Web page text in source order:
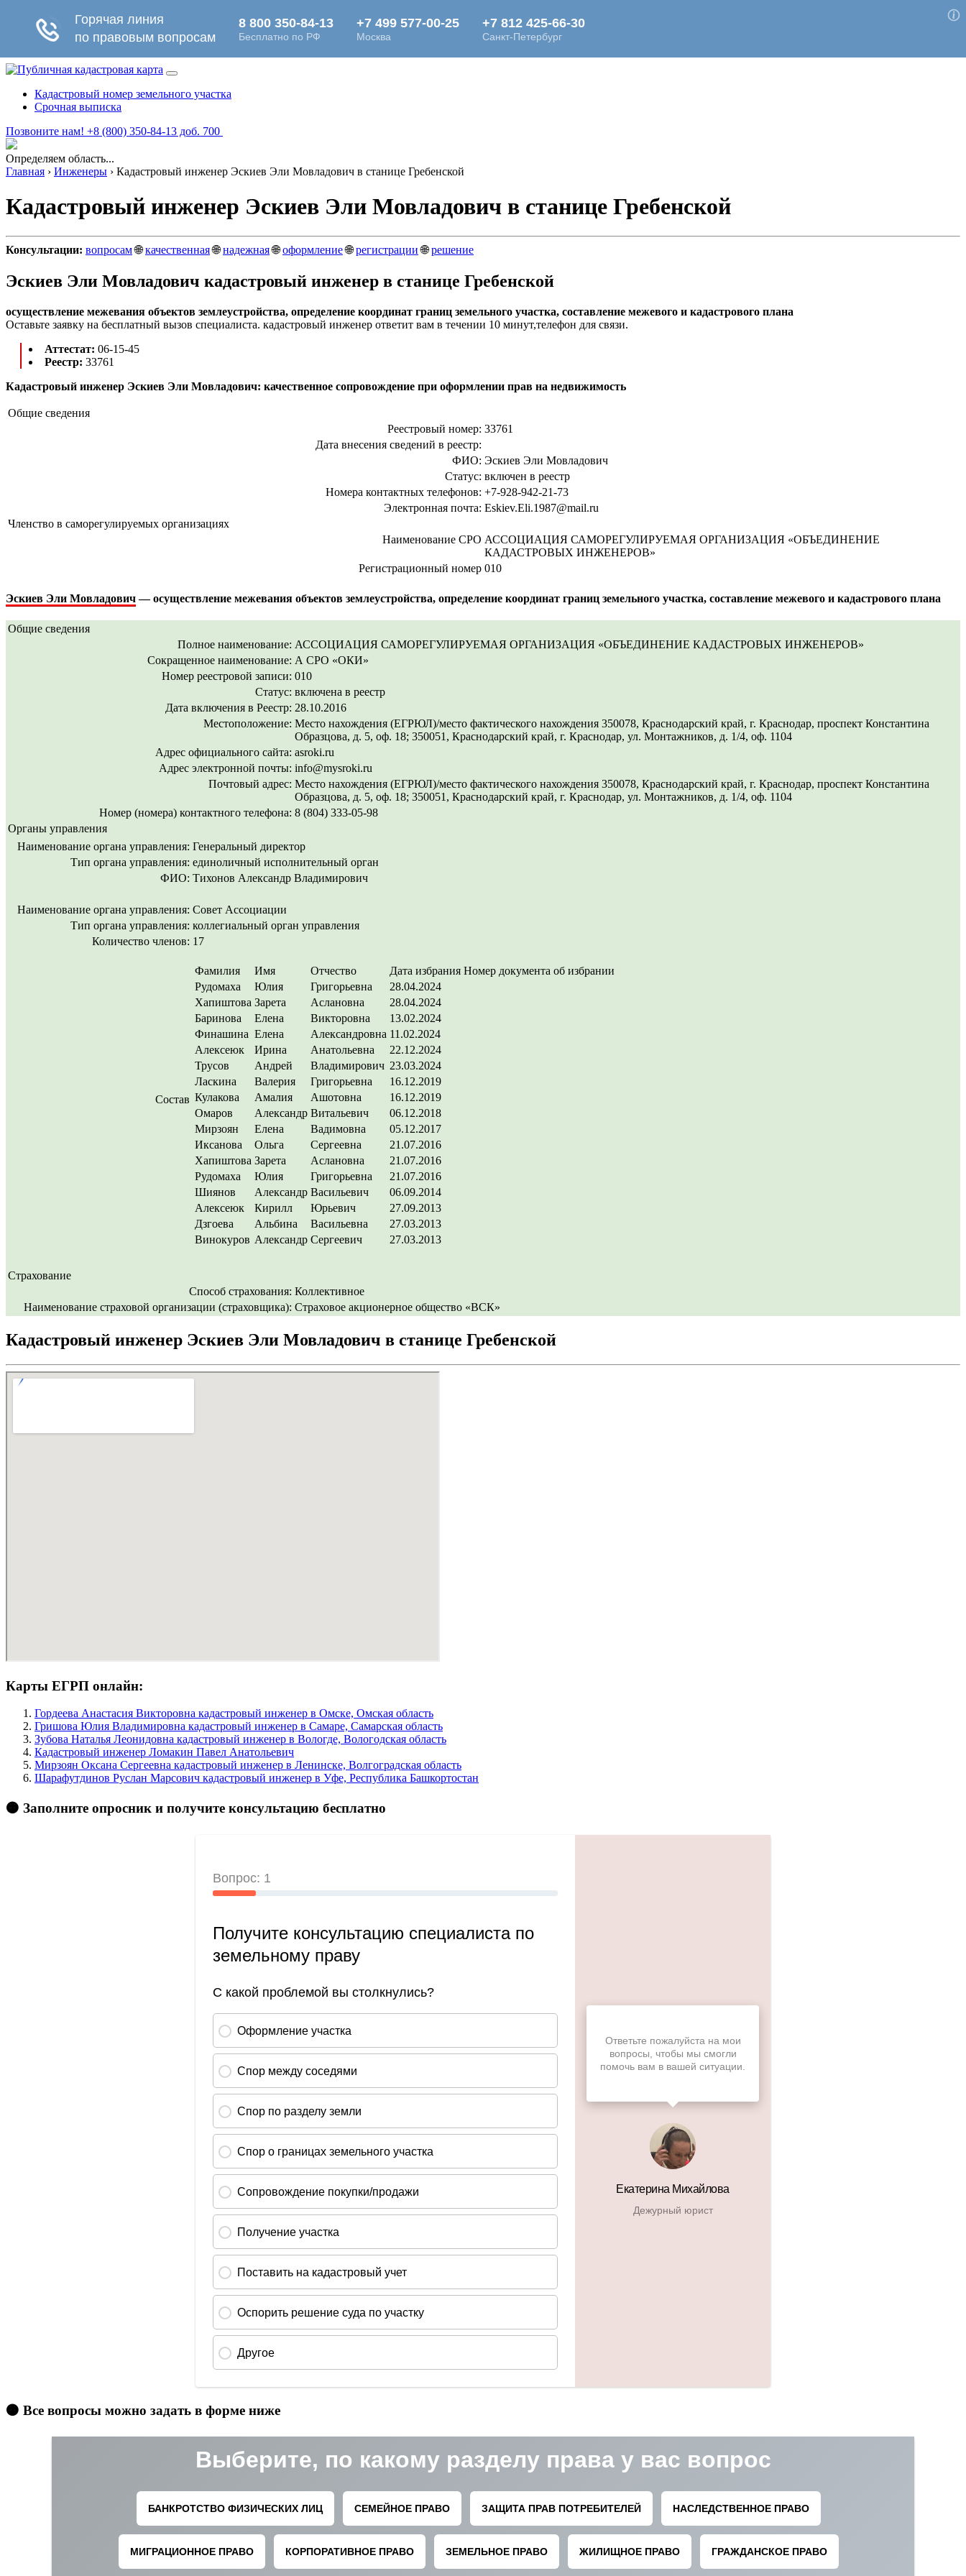
Кадастровый номер земельного участка
Срочная выписка
Позвоните нам! +8 (800) 350-84-13 доб. 700
Определяем область...
Главная › Инженеры › Кадастровый инженер Эскиев Эли Мовладович в станице Гребенской
Кадастровый инженер Эскиев Эли Мовладович в станице Гребенской
Консультации: вопросам🌐качественная🌐надежная🌐оформление🌐регистрации🌐решение
Эскиев Эли Мовладович кадастровый инженер в станице Гребенской
осуществление межевания объектов землеустройства, определение координат границ земельного участка, составление межевого и кадастрового плана
Оставьте заявку на бесплатный вызов специалиста. кадастровый инженер ответит вам в течении 10 минут,телефон для связи.
Аттестат: 06-15-45
Реестр: 33761
Кадастровый инженер Эскиев Эли Мовладович: качественное сопровождение при оформлении прав на недвижимость
Общие сведения
Реестровый номер: 33761
Дата внесения сведений в реестр:
ФИО: Эскиев Эли Мовладович
Статус: включен в реестр
Номера контактных телефонов: +7-928-942-21-73
Электронная почта: Eskiev.Eli.1987@mail.ru
Членство в саморегулируемых организациях
Наименование СРО АССОЦИАЦИЯ САМОРЕГУЛИРУЕМАЯ ОРГАНИЗАЦИЯ «ОБЪЕДИНЕНИЕ
КАДАСТРОВЫХ ИНЖЕНЕРОВ»
Регистрационный номер 010
Эскиев Эли Мовладович— осуществление межевания объектов землеустройства, определение координат границ земельного участка, составление межевого и кадастрового плана
Общие сведения
Полное наименование: АССОЦИАЦИЯ САМОРЕГУЛИРУЕМАЯ ОРГАНИЗАЦИЯ «ОБЪЕДИНЕНИЕ КАДАСТРОВЫХ ИНЖЕНЕРОВ»
Сокращенное наименование: А СРО «ОКИ»
Номер реестровой записи: 010
Статус: включена в реестр
Дата включения в Реестр: 28.10.2016
Местоположение: Место нахождения (ЕГРЮЛ)/место фактического нахождения 350078, Краснодарский край, г. Краснодар, проспект Константина
Образцова, д. 5, оф. 18; 350051, Краснодарский край, г. Краснодар, ул. Монтажников, д. 1/4, оф. 1104
Адрес официального сайта: asroki.ru
Адрес электронной почты: info@mysroki.ru
Почтовый адрес: Место нахождения (ЕГРЮЛ)/место фактического нахождения 350078, Краснодарский край, г. Краснодар, проспект Константина
Образцова, д. 5, оф. 18; 350051, Краснодарский край, г. Краснодар, ул. Монтажников, д. 1/4, оф. 1104
Номер (номера) контактного телефона: 8 (804) 333-05-98
Органы управления
Наименование органа управления: Генеральный директор
Тип органа управления: единоличный исполнительный орган
ФИО: Тихонов Александр Владимирович
Наименование органа управления: Совет Ассоциации
Тип органа управления: коллегиальный орган управления
Количество членов: 17
Состав
Фамилия Имя Отчество Дата избрания Номер документа об избрании
Рудомаха
Юлия Григорьевна
28.04.2024
Хапиштова Зарета Аслановна
28.04.2024
Баринова
Елена Викторовна
13.02.2024
Финашина Елена Александровна 11.02.2024
Алексеюк
Ирина Анатольевна
22.12.2024
Трусов
Андрей Владимирович 23.03.2024
Ласкина
Валерия Григорьевна
16.12.2019
Кулакова
Амалия Ашотовна
16.12.2019
Омаров
Александр Витальевич
06.12.2018
Мирзоян
Елена Вадимовна
05.12.2017
Иксанова
Ольга Сергеевна
21.07.2016
Хапиштова Зарета Аслановна
21.07.2016
Рудомаха
Юлия Григорьевна
21.07.2016
Шиянов
Александр Васильевич
06.09.2014
Алексеюк
Кирилл Юрьевич
27.09.2013
Дзгоева
Альбина Васильевна
27.03.2013
Винокуров Александр Сергеевич 27.03.2013
Страхование
Способ страхования: Коллективное
Наименование страховой организации (страховщика): Страховое акционерное общество «ВСК»
Кадастровый инженер Эскиев Эли Мовладович в станице Гребенской
Карты ЕГРП онлайн:
Гордеева Анастасия Викторовна кадастровый инженер в Омске, Омская область
Гришова Юлия Владимировна кадастровый инженер в Самаре, Самарская область
Зубова Наталья Леонидовна кадастровый инженер в Вологде, Вологодская область
Кадастровый инженер Ломакин Павел Анатольевич
Мирзоян Оксана Сергеевна кадастровый инженер в Ленинске, Волгоградская область
Шарафутдинов Руслан Марсович кадастровый инженер в Уфе, Республика Башкортостан
🟠 Заполните опросник и получите консультацию бесплатно
🟠 Все вопросы можно задать в форме ниже